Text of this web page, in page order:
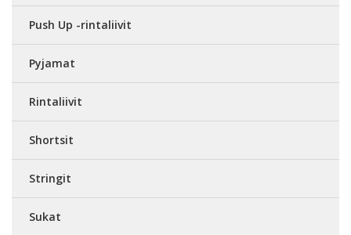
Push Up -rintaliivit
Pyjamat
Rintaliivit
Shortsit
Stringit
Sukat